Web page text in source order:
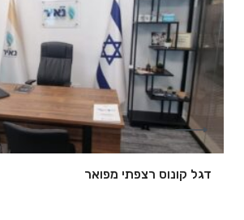
דגל קונוס רצפתי מפואר